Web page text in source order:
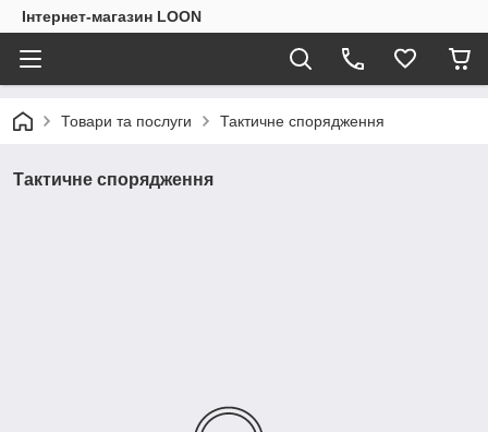
Інтернет-магазин LOON
Товари та послуги Тактичне спорядження
Тактичне спорядження